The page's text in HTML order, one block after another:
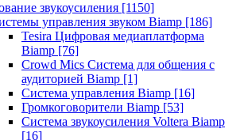
звукоусиления [1150]
управления звуком Biamp [186]
Tesira Цифровая медиаплатформа
Biamp [76]
Crowd Mics Система для общения с
аудиторией Biamp [1]
Система управления Biamp [16]
Громкоговорители Biamp [53]
Система звукоусиления Voltera Biamp
[16]